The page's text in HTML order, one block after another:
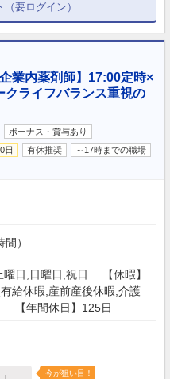
要ログイン）
業内薬剤師】17:00定時×
ライフバランス重視の
ボーナス・賞与あり
日 有休推奨 ～17時までの職場
）
曜日,日曜日,祝日 【休暇】
給休暇,産前産後休暇,介護
【年間休日】125日
今が狙い目！